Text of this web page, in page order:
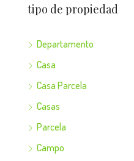
tipo de propiedad
Departamento
Casa
Casa Parcela
Casas
Parcela
Campo